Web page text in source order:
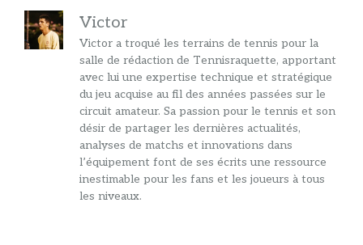
Victor
Victor a troqué les terrains de tennis pour la
salle de rédaction de Tennisraquette, apportant
avec lui une expertise technique et stratégique
du jeu acquise au fil des années passées sur le
circuit amateur. Sa passion pour le tennis et son
désir de partager les dernières actualités,
analyses de matchs et innovations dans
l’équipement font de ses écrits une ressource
inestimable pour les fans et les joueurs à tous
les niveaux.